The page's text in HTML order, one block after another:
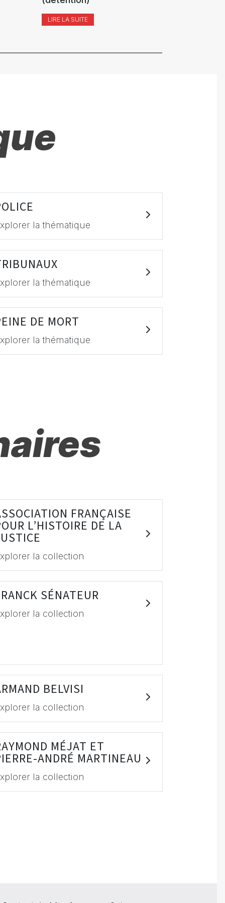
LIRE LA SUITE
la thématique
la thématique
DE MORT
la thématique
FRANÇAISE
L’HISTOIRE DE LA
la collection
SÉNATEUR
la collection
BELVISI
la collection
MÉJAT ET
ANDRÉ MARTINEAU
la collection